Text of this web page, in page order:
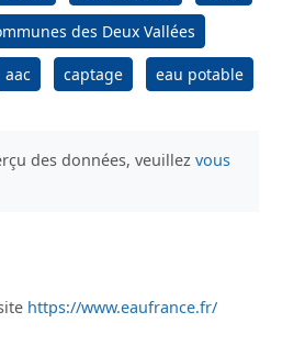
des Deux Vallées
aac captage eau potable
des données, veuillez vous
https://www.eaufrance.fr/